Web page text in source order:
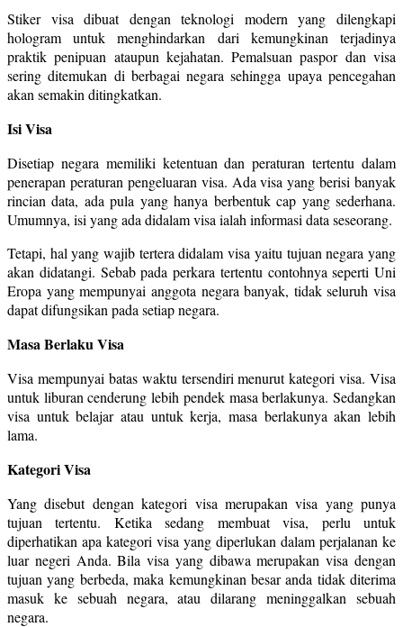
Stiker visa dibuat dengan teknologi modern yang dilengkapi
hologram untuk menghindarkan dari kemungkinan terjadinya
praktik penipuan ataupun kejahatan. Pemalsuan paspor dan visa
sering ditemukan di berbagai negara sehingga upaya pencegahan
akan semakin ditingkatkan.
Isi Visa
Disetiap negara memiliki ketentuan dan peraturan tertentu dalam
penerapan peraturan pengeluaran visa. Ada visa yang berisi banyak
rincian data, ada pula yang hanya berbentuk cap yang sederhana.
Umumnya, isi yang ada didalam visa ialah informasi data seseorang.
Tetapi, hal yang wajib tertera didalam visa yaitu tujuan negara yang
akan didatangi. Sebab pada perkara tertentu contohnya seperti Uni
Eropa yang mempunyai anggota negara banyak, tidak seluruh visa
dapat difungsikan pada setiap negara.
Masa Berlaku Visa
Visa mempunyai batas waktu tersendiri menurut kategori visa. Visa
untuk liburan cenderung lebih pendek masa berlakunya. Sedangkan
visa untuk belajar atau untuk kerja, masa berlakunya akan lebih
lama.
Kategori Visa
Yang disebut dengan kategori visa merupakan visa yang punya
tujuan tertentu. Ketika sedang membuat visa, perlu untuk
diperhatikan apa kategori visa yang diperlukan dalam perjalanan ke
luar negeri Anda. Bila visa yang dibawa merupakan visa dengan
tujuan yang berbeda, maka kemungkinan besar anda tidak diterima
masuk ke sebuah negara, atau dilarang meninggalkan sebuah
negara.